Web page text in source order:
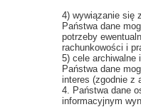
4) wywiązanie się
Państwa dane
potrzeby
rachunkowości i
5) cele archiwalne
Państwa dane
interes (zgodnie z
4. Państwa dane
informacyjnym